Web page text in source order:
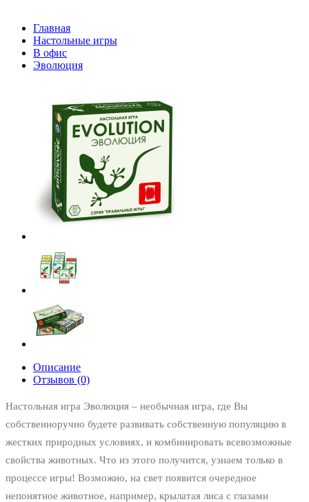
Главная
Настольные игры
В офис
Эволюция
Описание
Отзывов (0)
Настольная игра Эволюция – необычная игра, где Вы
собственноручно будете развивать собственную популяцию в
жестких природных условиях, и комбинировать всевозможные
свойства животных. Что из этого получится, узнаем только в
процессе игры! Возможно, на свет появится очередное
непонятное животное, например, крылатая лиса с глазами